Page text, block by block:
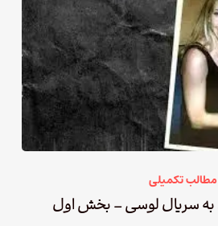
مطالب تکمیلی
سریال لوسی – بخش اول